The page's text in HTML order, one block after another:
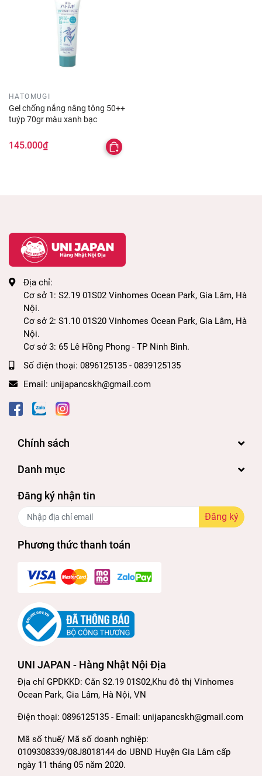
HATOMUGI
Gel chống nắng nâng tông 50++
tuýp 70gr màu xanh bạc
145.000₫
Địa chỉ:
Cơ sở 1: S2.19 01S02 Vinhomes Ocean Park, Gia Lâm, Hà
Nội.
Cơ sở 2: S1.10 01S20 Vinhomes Ocean Park, Gia Lâm, Hà
Nội.
Cơ sở 3: 65 Lê Hồng Phong - TP Ninh Bình.
Số điện thoại: 0896125135 - 0839125135
Email: unijapancskh@gmail.com
Chính sách
Danh mục
Đăng ký nhận tin
Đăng ký
Phương thức thanh toán
UNI JAPAN - Hàng Nhật Nội Địa
Địa chỉ GPDKKD: Căn S2.19 01S02,Khu đô thị Vinhomes
Ocean Park, Gia Lâm, Hà Nội, VN
Điện thoại: 0896125135 - Email: unijapancskh@gmail.com
Mã số thuế/ Mã số doanh nghiệp:
0109308339/08J8018144 do UBND Huyện Gia Lâm cấp
ngày 11 tháng 05 năm 2020.